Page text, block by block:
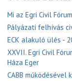
Mi az Egri Civil
Pályázati felhívás
ECK alakuló ülés -
XXVII. Egri Civil
Háza Eger
CABB